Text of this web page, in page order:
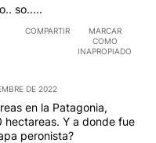
so.....
COMPARTIR
MARCAR
COMO
INAPROPIADO
DE 2022
en la Patagonia,
hectareas. Y a donde fue
peronista?